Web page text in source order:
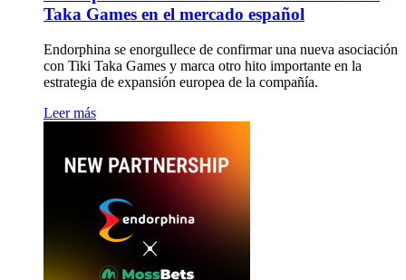
Taka Games en el mercado español
Endorphina se enorgullece de confirmar una nueva asociación
con Tiki Taka Games y marca otro hito importante en la
estrategia de expansión europea de la compañía.
Leer más